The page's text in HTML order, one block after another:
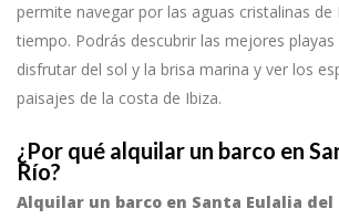
permite navegar por las aguas cristalinas de
tiempo. Podrás descubrir las mejores playas
disfrutar del sol y la brisa marina y ver los
paisajes de la costa de Ibiza.
¿Por qué alquilar un barco en
Río?
Alquilar un barco en Santa Eulalia del